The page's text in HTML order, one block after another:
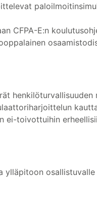
CFPA-E:n
henkilöturvallisuuden
ei-toivottuihin
ylläpitoon